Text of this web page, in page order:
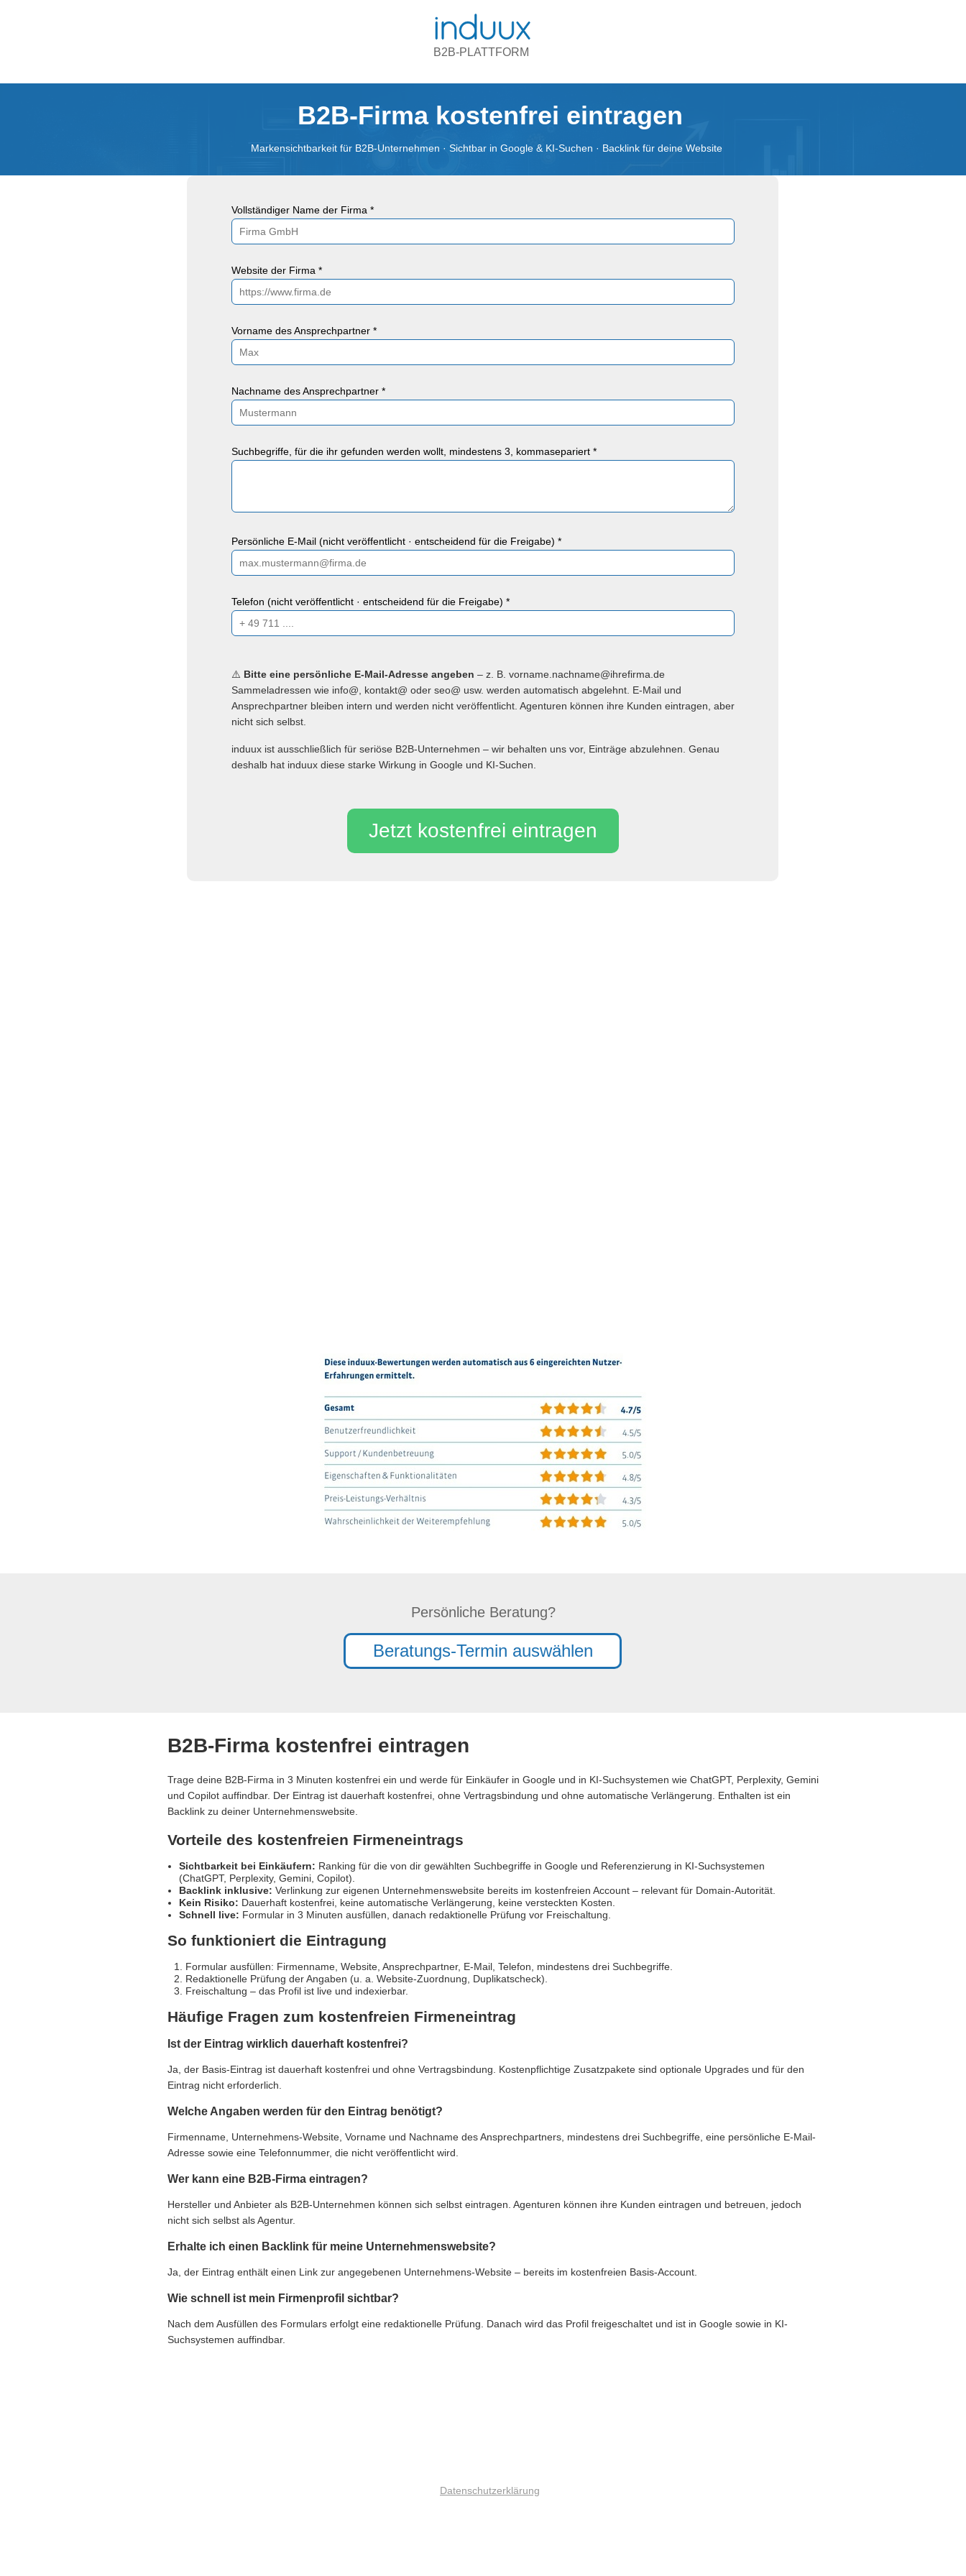
B2B-Firma kostenfrei eintragen
Datenschutzerklärung
B2B-PLATTFORM
Beratungs-Termin auswählen
Persönliche Beratung?
Vollständiger Name der Firma *
Website der Firma *
Vorname des Ansprechpartner *
Nachname des Ansprechpartner *
Suchbegriffe, für die ihr gefunden werden wollt, mindestens 3, kommasepariert *
Persönliche E-Mail (nicht veröffentlicht · entscheidend für die Freigabe) *
Telefon (nicht veröffentlicht · entscheidend für die Freigabe) *
Jetzt kostenfrei eintragen
⚠️ Bitte eine persönliche E-Mail-Adresse angeben – z. B. vorname.nachname@ihrefirma.de
Sammeladressen wie info@, kontakt@ oder seo@ usw. werden automatisch abgelehnt. E-Mail und
Ansprechpartner bleiben intern und werden nicht veröffentlicht. Agenturen können ihre Kunden eintragen, aber
nicht sich selbst.
induux ist ausschließlich für seriöse B2B-Unternehmen – wir behalten uns vor, Einträge abzulehnen. Genau
deshalb hat induux diese starke Wirkung in Google und KI-Suchen.
B2B-Firma kostenfrei eintragen
Trage deine B2B-Firma in 3 Minuten kostenfrei ein und werde für Einkäufer in Google und in KI-Suchsystemen wie ChatGPT, Perplexity, Gemini
und Copilot auffindbar. Der Eintrag ist dauerhaft kostenfrei, ohne Vertragsbindung und ohne automatische Verlängerung. Enthalten ist ein
Backlink zu deiner Unternehmenswebsite.
Vorteile des kostenfreien Firmeneintrags
Sichtbarkeit bei Einkäufern: Ranking für die von dir gewählten Suchbegriffe in Google und Referenzierung in KI-Suchsystemen
(ChatGPT, Perplexity, Gemini, Copilot).
Backlink inklusive: Verlinkung zur eigenen Unternehmenswebsite bereits im kostenfreien Account – relevant für Domain-Autorität.
Kein Risiko: Dauerhaft kostenfrei, keine automatische Verlängerung, keine versteckten Kosten.
Schnell live: Formular in 3 Minuten ausfüllen, danach redaktionelle Prüfung vor Freischaltung.
So funktioniert die Eintragung
Formular ausfüllen: Firmenname, Website, Ansprechpartner, E-Mail, Telefon, mindestens drei Suchbegriffe.
Redaktionelle Prüfung der Angaben (u. a. Website-Zuordnung, Duplikatscheck).
Freischaltung – das Profil ist live und indexierbar.
Häufige Fragen zum kostenfreien Firmeneintrag
Ist der Eintrag wirklich dauerhaft kostenfrei?
Ja, der Basis-Eintrag ist dauerhaft kostenfrei und ohne Vertragsbindung. Kostenpflichtige Zusatzpakete sind optionale Upgrades und für den
Eintrag nicht erforderlich.
Welche Angaben werden für den Eintrag benötigt?
Firmenname, Unternehmens-Website, Vorname und Nachname des Ansprechpartners, mindestens drei Suchbegriffe, eine persönliche E-Mail-
Adresse sowie eine Telefonnummer, die nicht veröffentlicht wird.
Wer kann eine B2B-Firma eintragen?
Hersteller und Anbieter als B2B-Unternehmen können sich selbst eintragen. Agenturen können ihre Kunden eintragen und betreuen, jedoch
nicht sich selbst als Agentur.
Erhalte ich einen Backlink für meine Unternehmenswebsite?
Ja, der Eintrag enthält einen Link zur angegebenen Unternehmens-Website – bereits im kostenfreien Basis-Account.
Wie schnell ist mein Firmenprofil sichtbar?
Nach dem Ausfüllen des Formulars erfolgt eine redaktionelle Prüfung. Danach wird das Profil freigeschaltet und ist in Google sowie in KI-
Suchsystemen auffindbar.
Markensichtbarkeit für B2B-Unternehmen · Sichtbar in Google & KI-Suchen · Backlink für deine Website